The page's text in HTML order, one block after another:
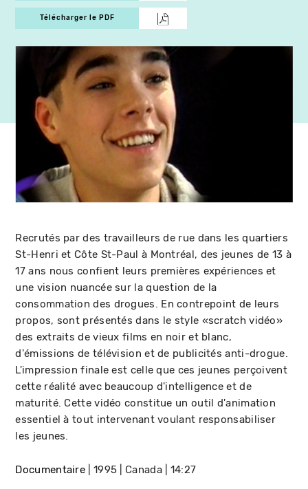
Télécharger le PDF
Recrutés par des travailleurs de rue dans les quartiers
St-Henri et Côte St-Paul à Montréal, des jeunes de 13 à
17 ans nous confient leurs premières expériences et
une vision nuancée sur la question de la
consommation des drogues. En contrepoint de leurs
propos, sont présentés dans le style «scratch vidéo»
des extraits de vieux films en noir et blanc,
d'émissions de télévision et de publicités anti-drogue.
L'impression finale est celle que ces jeunes perçoivent
cette réalité avec beaucoup d'intelligence et de
maturité. Cette vidéo constitue un outil d'animation
essentiel à tout intervenant voulant responsabiliser
les jeunes.
Documentaire 1995 Canada 14:27